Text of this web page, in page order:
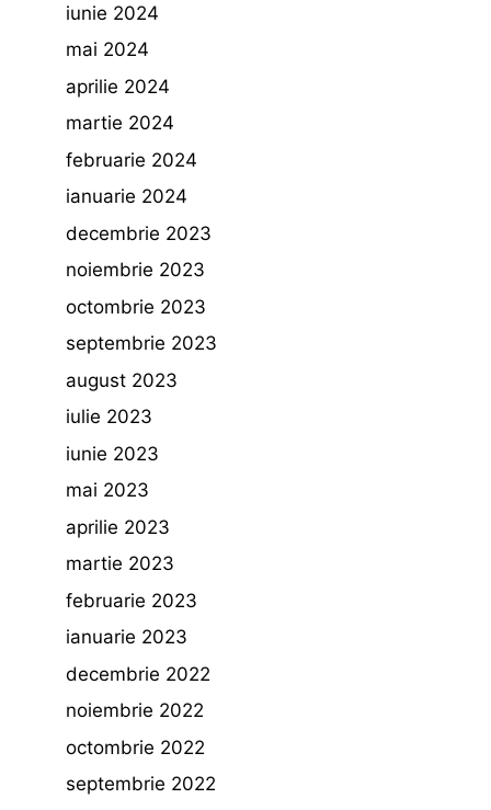
iunie 2024
mai 2024
aprilie 2024
martie 2024
februarie 2024
ianuarie 2024
decembrie 2023
noiembrie 2023
octombrie 2023
septembrie 2023
august 2023
iulie 2023
iunie 2023
mai 2023
aprilie 2023
martie 2023
februarie 2023
ianuarie 2023
decembrie 2022
noiembrie 2022
octombrie 2022
septembrie 2022